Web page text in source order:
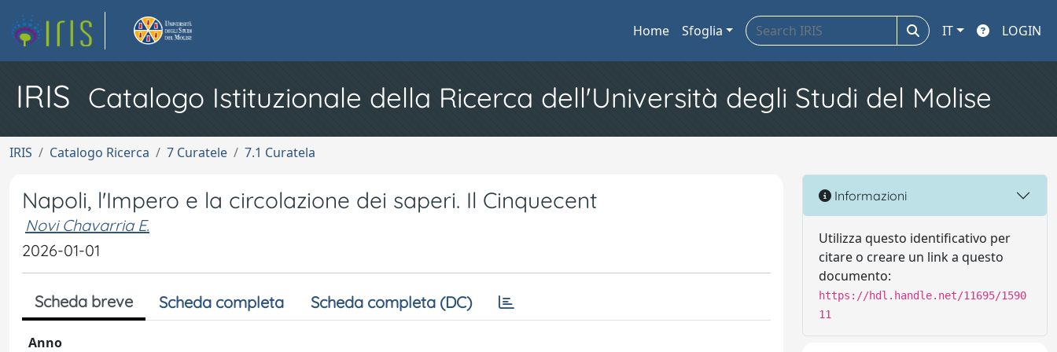
Home Sfoglia IT LOGIN
IRIS Catalogo Istituzionale della Ricerca dell'Università degli Studi del Molise
IRIS Catalogo Ricerca 7 Curatele 7.1 Curatela
Napoli, l'Impero e la circolazione dei saperi. Il Cinquecent
Novi Chavarria E.
2026-01-01
Scheda breve Scheda completa Scheda completa (DC)
Anno
Informazioni
Utilizza questo identificativo per
citare o creare un link a questo
documento:
https://hdl.handle.net/11695/1590
11